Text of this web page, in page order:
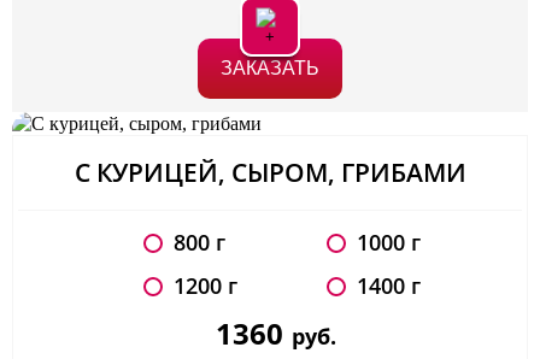
ЗАКАЗАТЬ
С КУРИЦЕЙ, СЫРОМ, ГРИБАМИ
800 г
1000 г
1200 г
1400 г
1360 руб.